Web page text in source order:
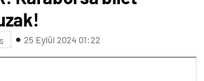
25 Eylül 2024 01:22